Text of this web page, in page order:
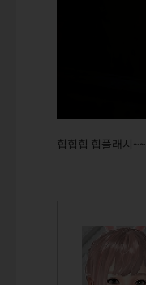
힙힙힙 힙플래시~~